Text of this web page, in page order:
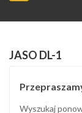
JASO DL-1
Wyszukaj